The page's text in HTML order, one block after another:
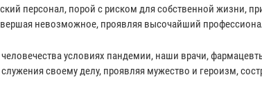
персонал, порой с риском для собственной жизни,
невозможное, проявляя высочайший
условиях пандемии, наши врачи,
своему делу, проявляя мужество и героизм,